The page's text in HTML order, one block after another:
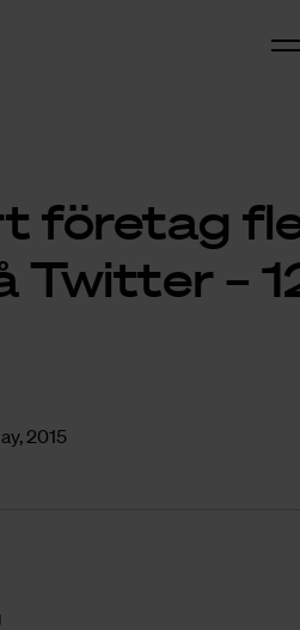
företag
Twitter –
2015